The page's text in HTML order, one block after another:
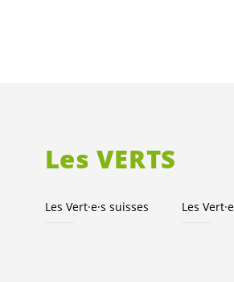
Les VERTS
Les Vert·e·s suisses Les